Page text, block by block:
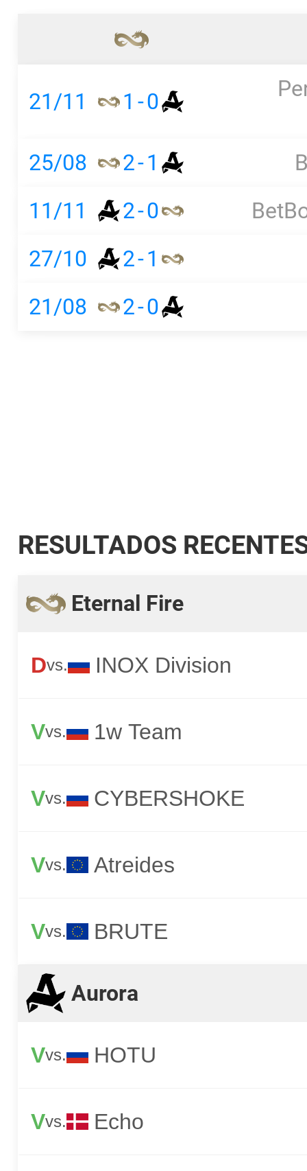
21/11 1 -0
25/08 2-1
11/11
2-0
27/10
2-1
21/08
2-0
RESULTADOS
Eternal Fire
Dvs. INOX Division
Vvs. 1w Team
Vvs. CYBERSHOKE
Vvs. Atreides
Vvs. BRUTE
Aurora
Vvs. HOTU
Vvs. Echo